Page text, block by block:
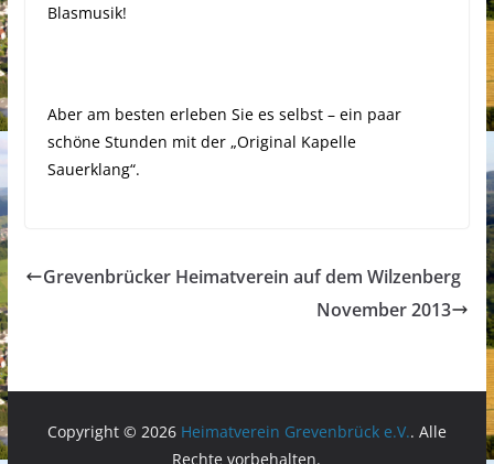
Blasmusik!
Aber am besten erleben Sie es selbst – ein paar
schöne Stunden mit der „Original Kapelle
Sauerklang“.
Grevenbrücker Heimatverein auf dem Wilzenberg
November 2013
Copyright © 2026 Heimatverein Grevenbrück e.V.. Alle
Rechte vorbehalten.